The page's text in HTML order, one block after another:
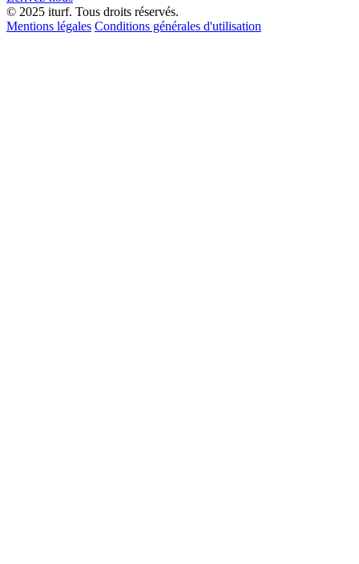
© 2025 iturf. Tous droits réservés.
Mentions légales Conditions générales d'utilisation